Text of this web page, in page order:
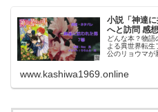
小説「神達
へと訪問 感
どんな本？物語
よる異世界転生
公のリョウマが
爵家の人々との
www.kashiwa1969.online